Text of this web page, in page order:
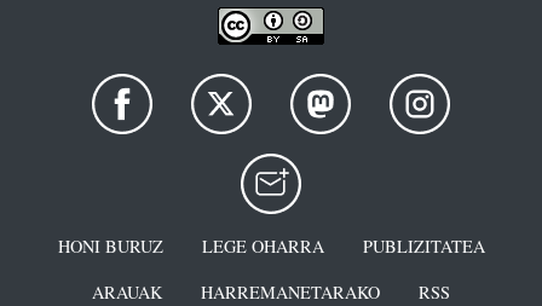
HONI BURUZ LEGE OHARRA
PUBLIZITATEA
ARAUAK
HARREMANETARAKO RSS